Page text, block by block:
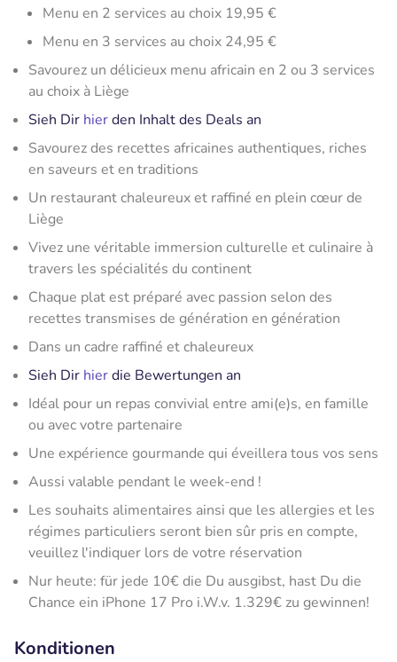
Menu en 2 services au choix 19,95 €
Menu en 3 services au choix 24,95 €
Savourez un délicieux menu africain en 2 ou 3 services
au choix à Liège
Sieh Dir hierden Inhalt des Deals an
Savourez des recettes africaines authentiques, riches
en saveurs et en traditions
Un restaurant chaleureux et raffiné en plein cœur de
Liège
Vivez une véritable immersion culturelle et culinaire à
travers les spécialités du continent
Chaque plat est préparé avec passion selon des
recettes transmises de génération en génération
Dans un cadre raffiné et chaleureux
Sieh Dir hierdie Bewertungen an
Idéal pour un repas convivial entre ami(e)s, en famille
ou avec votre partenaire
Une expérience gourmande qui éveillera tous vos sens
Aussi valable pendant le week-end !
Les souhaits alimentaires ainsi que les allergies et les
régimes particuliers seront bien sûr pris en compte,
veuillez l'indiquer lors de votre réservation
Nur heute: für jede 10€ die Du ausgibst, hast Du die
Chance ein iPhone 17 Pro i.W.v. 1.329€ zu gewinnen!
Konditionen